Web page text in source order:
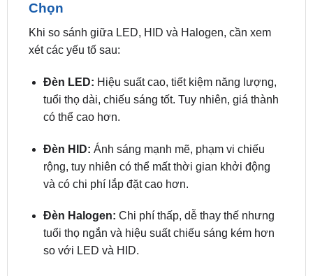
Chọn
Khi so sánh giữa LED, HID và Halogen, cần xem
xét các yếu tố sau:
Đèn LED: Hiệu suất cao, tiết kiệm năng lượng,
tuổi thọ dài, chiếu sáng tốt. Tuy nhiên, giá thành
có thể cao hơn.
Đèn HID: Ánh sáng mạnh mẽ, phạm vi chiếu
rộng, tuy nhiên có thể mất thời gian khởi động
và có chi phí lắp đặt cao hơn.
Đèn Halogen: Chi phí thấp, dễ thay thế nhưng
tuổi thọ ngắn và hiệu suất chiếu sáng kém hơn
so với LED và HID.